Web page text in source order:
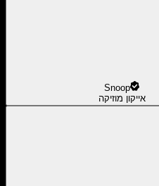
Snoop
אייקון מוזיקה